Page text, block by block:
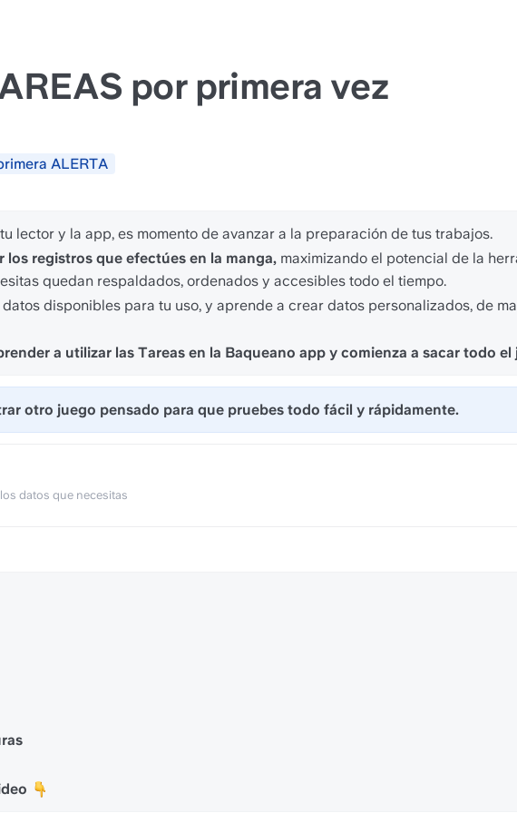
por primera vez
ALERTA
lector y la app, es momento de avanzar a la preparación de tus trabajos.
los registros que efectúes en la manga, maximizando el potencial de la
quedan respaldados, ordenados y accesibles todo el tiempo.
disponibles para tu uso, y aprende a crear datos personalizados, de
a utilizar las Tareas en la Baqueano app y comienza a sacar todo
otro juego pensado para que pruebes todo fácil y rápidamente.
datos que necesitas